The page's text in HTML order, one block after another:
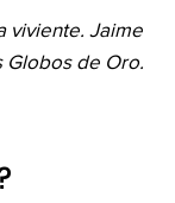
viviente. Jaime
Globos de Oro.